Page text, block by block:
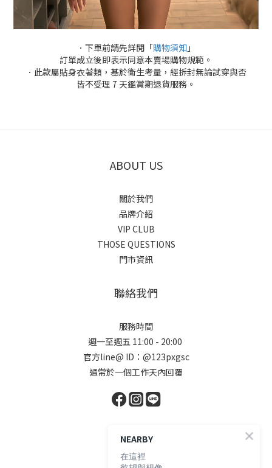
．下單前請先詳閱「購物須知 」
訂單成立後即表示同意本賣場購物規範。
．此款屬貼身衣著類，基於衛生考量，經拆封無論試穿與否
皆不受理 7 天鑑賞期退貨服務。
ABOUT US
關於我們
品牌介紹
VIP CLUB
THOSE QUESTIONS
門市資訊
聯絡我們
服務時間
週一至週五 11:00 - 20:00
官方line@ ID：@123pxgsc
通常於一個工作天內回覆
顧客服務
NEARBY
在這裡